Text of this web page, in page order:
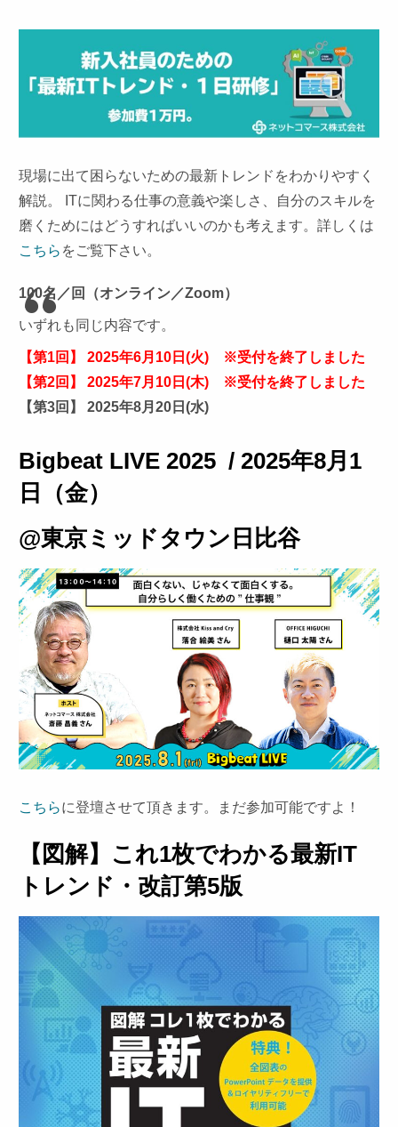
現場に出て困らないための最新トレンドをわかりやすく
解説。 ITに関わる仕事の意義や楽しさ、自分のスキルを
磨くためにはどうすればいいのかも考えます。詳しくは
こちら をご覧下さい。
100名／回（オンライン／Zoom）
いずれも同じ内容です。
【第1回】 2025年6月10日(火) ※受付を終了しました
【第2回】 2025年7月10日(木) ※受付を終了しました
【第3回】 2025年8月20日(水)
Bigbeat LIVE 2025 / 2025年8月1
日（金）
@東京ミッドタウン日比谷
こちらに登壇させて頂きます。まだ参加可能ですよ！
【図解】これ1枚でわかる最新IT
トレンド・改訂第5版